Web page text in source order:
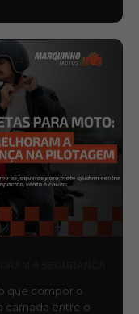
que compor o
camada entre o